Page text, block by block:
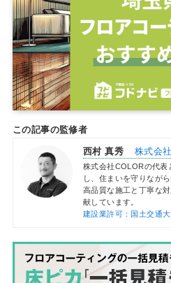
この記事の監修者
西村 真秀 株式会
株式会社COLORの代表
し、住まいを守りなが
高品質な施工と丁寧な
献しています。
建設業許可：国土交通